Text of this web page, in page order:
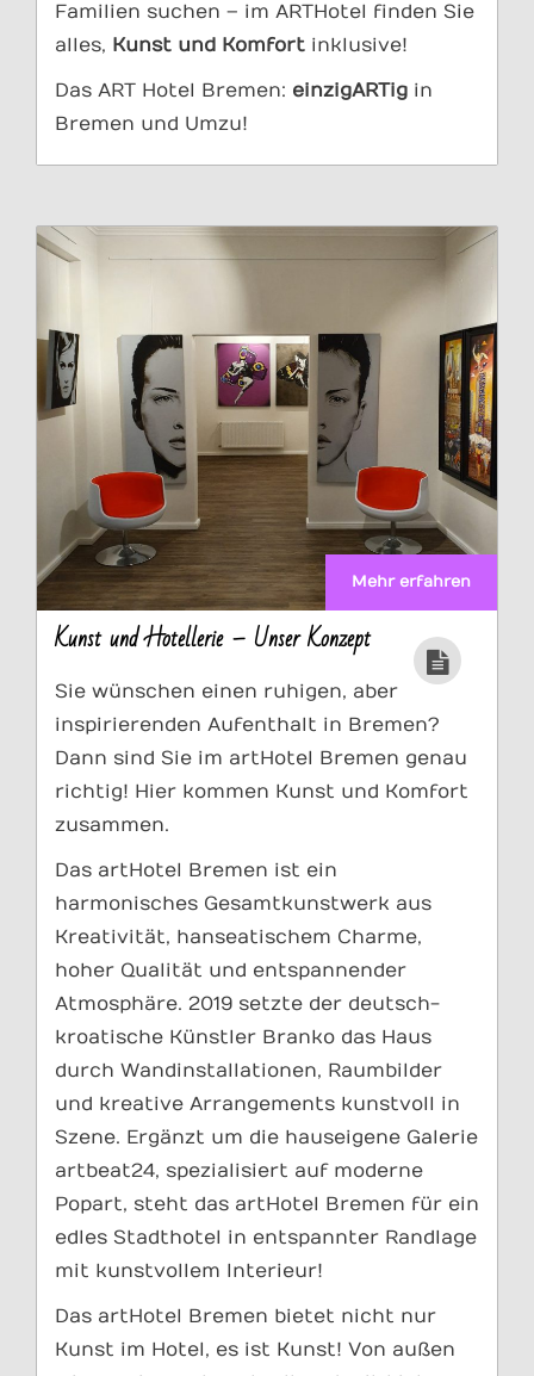
Familien suchen – im ARTHotel finden Sie
alles, Kunst und Komfort inklusive!
Das ART Hotel Bremen: einzigARTig in
Bremen und Umzu!
Mehr erfahren
Kunst und Hotellerie – Unser Konzept
Sie wünschen einen ruhigen, aber
inspirierenden Aufenthalt in Bremen?
Dann sind Sie im artHotel Bremen genau
richtig! Hier kommen Kunst und Komfort
zusammen.
Das artHotel Bremen ist ein
harmonisches Gesamtkunstwerk aus
Kreativität, hanseatischem Charme,
hoher Qualität und entspannender
Atmosphäre. 2019 setzte der deutsch-
kroatische Künstler Branko das Haus
durch Wandinstallationen, Raumbilder
und kreative Arrangements kunstvoll in
Szene. Ergänzt um die hauseigene Galerie
artbeat24, spezialisiert auf moderne
Popart, steht das artHotel Bremen für ein
edles Stadthotel in entspannter Randlage
mit kunstvollem Interieur!
Das artHotel Bremen bietet nicht nur
Kunst im Hotel, es ist Kunst! Von außen